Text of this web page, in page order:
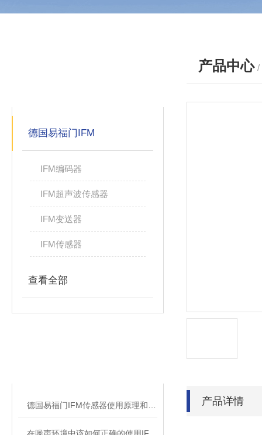
德国易福门IFM
IFM编码器
IFM超声波传感器
IFM变送器
IFM传感器
查看全部
产品中心 /
产品详情